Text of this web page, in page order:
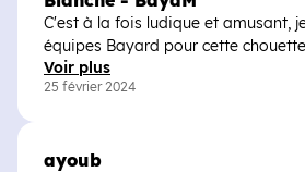
C'est à la fois ludique et amusant,
équipes Bayard pour cette
Voir plus
25 février 2024
ayoub